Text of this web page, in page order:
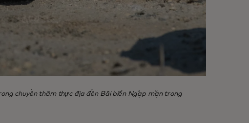
chuyến thăm thực địa đến Bãi biển Ngập mặn trong